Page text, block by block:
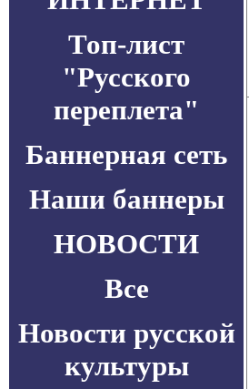
Топ-лист
"Русского
переплета"
Баннерная сеть
Наши баннеры
НОВОСТИ
Все
Новости русской
культуры